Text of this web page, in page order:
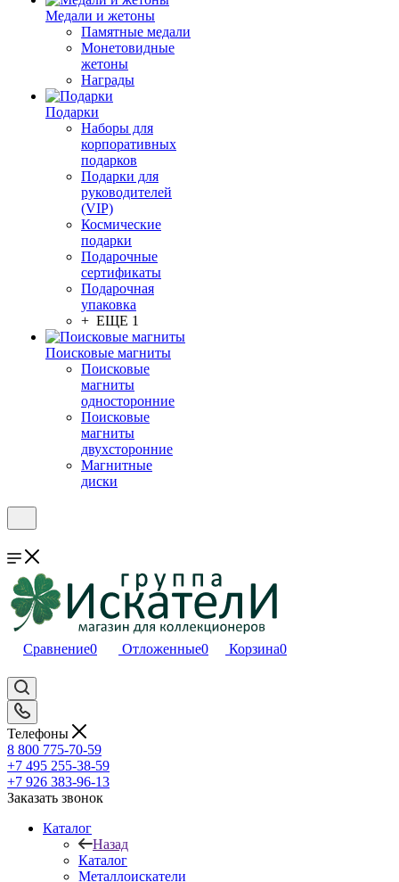
Медали и жетоны
Памятные медали
Монетовидные
жетоны
Награды
Подарки
Наборы для
корпоративных
подарков
Подарки для
руководителей
(VIP)
Космические
подарки
Подарочные
сертификаты
Подарочная
упаковка
+ ЕЩЕ 1
Поисковые магниты
Поисковые
магниты
односторонние
Поисковые
магниты
двухсторонние
Магнитные
диски
Сравнение0 Отложенные0 Корзина0
Телефоны
8 800 775-70-59
+7 495 255-38-59
+7 926 383-96-13
Заказать звонок
Каталог
Назад
Каталог
Металлоискатели